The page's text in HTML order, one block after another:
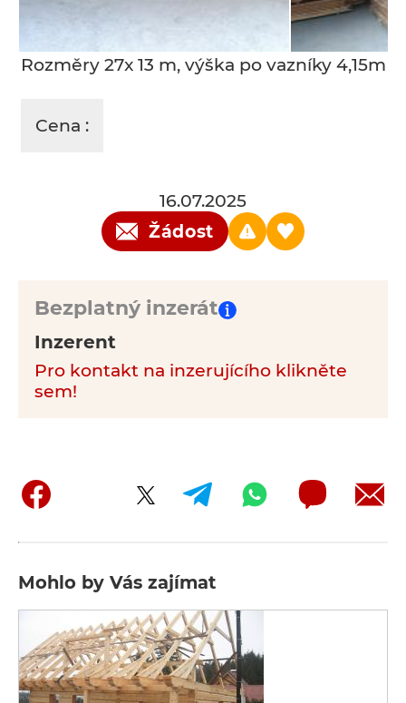
Rozměry 27x 13 m, výška po vazníky 4,15m
Cena :
16.07.2025
Žádost
Bezplatný inzerát
Inzerent
Pro kontakt na inzerujícího klikněte
sem!
Mohlo by Vás zajímat